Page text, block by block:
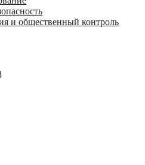
и общественный контроль